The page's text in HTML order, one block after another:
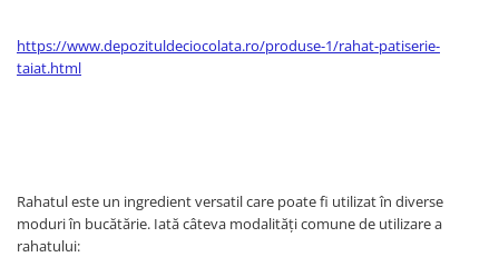
https://www.depozituldeciocolata.ro/produse-1/rahat-patiserie-
taiat.html
Rahatul este un ingredient versatil care poate fi utilizat în diverse
moduri în bucătărie. Iată câteva modalități comune de utilizare a
rahatului: